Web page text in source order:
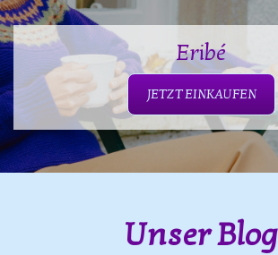
Eribé
JETZT EINKAUFEN
Unser Blog